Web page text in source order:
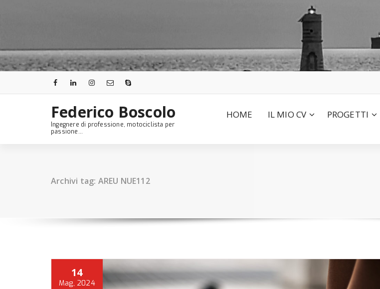
Federico Boscolo
Ingegnere di professione, motociclista per
passione...
HOME IL MIO CV PROGETTI
Archivi tag: AREU NUE112
14
Mag, 2024